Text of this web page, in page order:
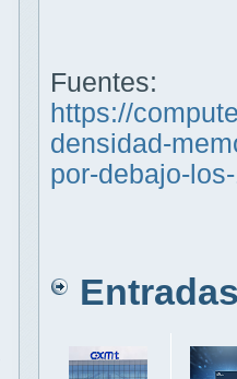
Fuentes:
https://
densidad-
por-debajo-
Entradas